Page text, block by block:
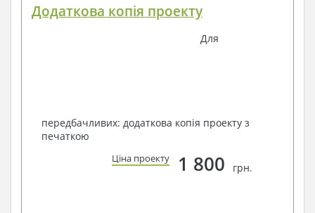
Додаткова копія проекту
Для
передбачливих: додаткова копія проекту з
печаткою
Ціна проекту 1 800 грн.